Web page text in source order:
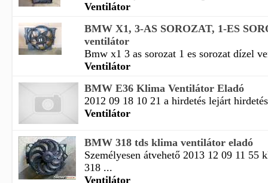
Ventilátor
BMW X1, 3-AS SOROZAT, 1-ES
ventilátor
Bmw x1 3 as sorozat 1 es sorozat dízel
Ventilátor
BMW E36 Klima Ventilátor Eladó
2012 09 18 10 21 a hirdetés lejárt
Ventilátor
BMW 318 tds klima ventilátor eladó
Személyesen átvehető 2013 12 09 11 55
318 ...
Ventilátor